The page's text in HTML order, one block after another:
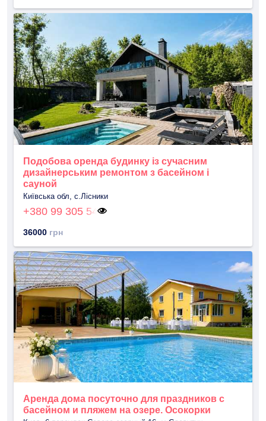
Подобова оренда будинку із сучасним
дизайнерським ремонтом з басейном і
сауной
Київська обл, с.Лісники
+380 99 305 54
36000 грн
Аренда дома посуточно для праздников с
басейном и пляжем на озере. Осокорки